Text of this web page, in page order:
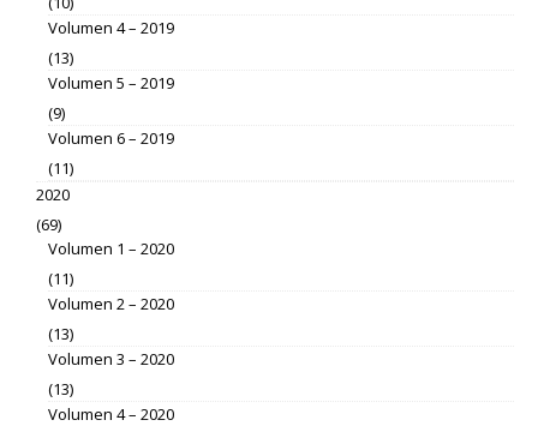
Volumen 4 – 2019
(13)
Volumen 5 – 2019
(9)
Volumen 6 – 2019
(11)
2020
(69)
Volumen 1 – 2020
(11)
Volumen 2 – 2020
(13)
Volumen 3 – 2020
(13)
Volumen 4 – 2020